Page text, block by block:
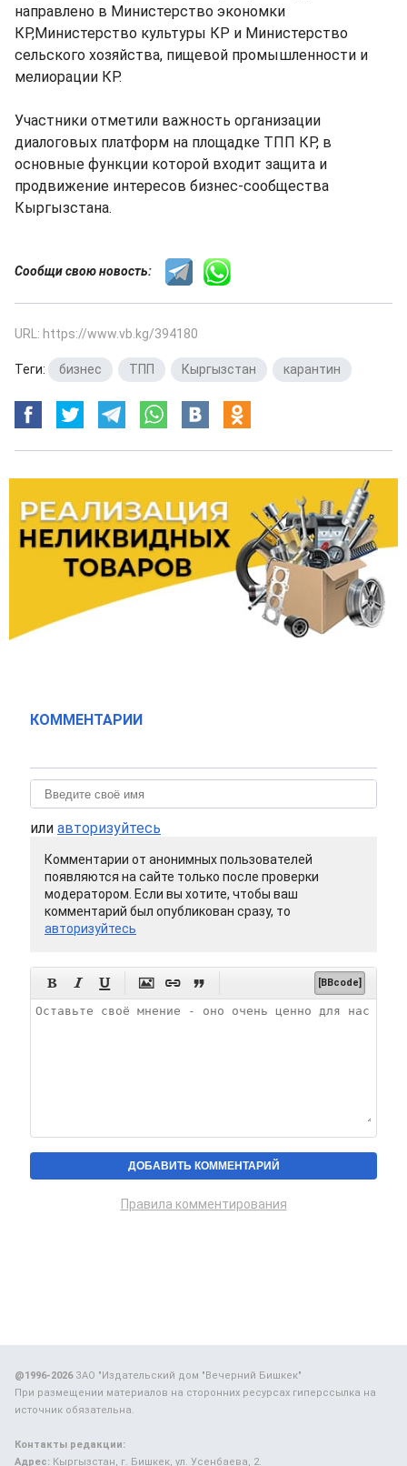
направлено в Министерство экономки
КР,Министерство культуры КР и Министерство
сельского хозяйства, пищевой промышленности и
мелиорации КР.
Участники отметили важность организации
диалоговых платформ на площадке ТПП КР, в
основные функции которой входит защита и
продвижение интересов бизнес-сообщества
Кыргызстана.
Сообщи свою новость:
URL: https://www.vb.kg/394180
Теги: бизнес ТПП Кыргызстан карантин
КОММЕНТАРИИ
или авторизуйтесь
Комментарии от анонимных пользователей
появляются на сайте только после проверки
модератором. Если вы хотите, чтобы ваш
комментарий был опубликован сразу, то
авторизуйтесь
      [BBcode]
Правила комментирования
@1996-2026ЗАО "Издательский дом "Вечерний Бишкек"
При размещении материалов на сторонних ресурсах гиперссылка на
источник обязательна.
Контакты редакции:
Адрес: Кыргызстан, г. Бишкек, ул. Усенбаева, 2.